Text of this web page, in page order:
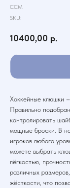
CCM
SKU:
10400,00 р.
Хоккейные клюшки
Правильно
контролировать
мощные броски. В
игроков любого
можете выбрать
лёгкостью,
различных
жёсткости, что